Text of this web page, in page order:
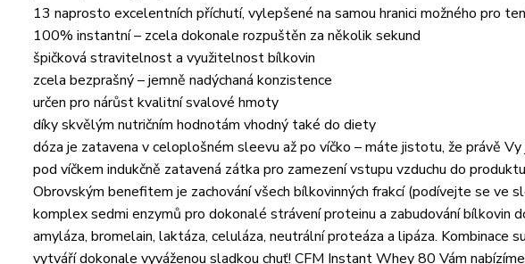
13 naprosto excelentních příchutí, vylepšené na samou hranici možného pro
100% instantní – zcela dokonale rozpuštěn za několik sekund
špičková stravitelnost a využitelnost bílkovin
zcela bezprašný – jemně nadýchaná konzistence
určen pro nárůst kvalitní svalové hmoty
díky skvělým nutričním hodnotám vhodný také do diety
dóza je zatavena v celoplošném sleevu až po víčko – máte jistotu, že právě
pod víčkem indukčně zatavená zátka pro zamezení vstupu vzduchu do produktu
Obrovským benefitem je zachování všech bílkovinných frakcí (podívejte se ve
komplex sedmi enzymů pro dokonalé strávení proteinu a zabudování bílkovin
amyláza, bromelain, laktáza, celuláza, neutrální proteáza a lipáza.
vytváří dokonale vyváženou sladkou chuť! CFM Instant Whey 80 Vám